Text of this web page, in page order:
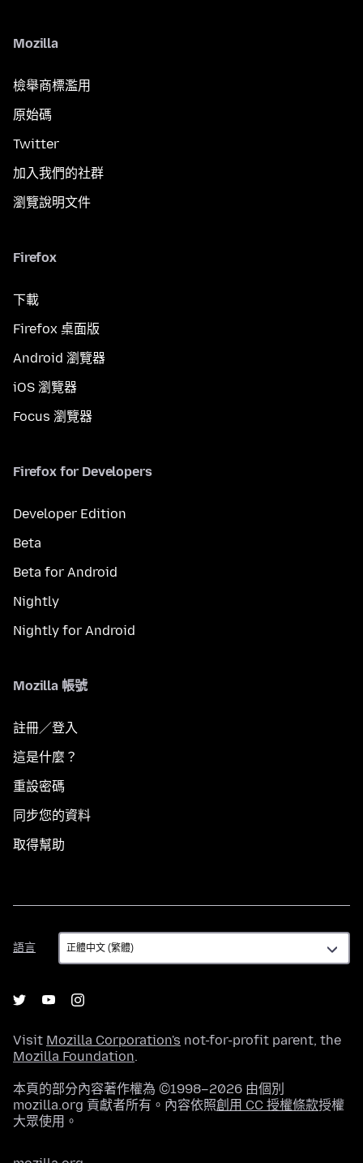
Mozilla
檢舉商標濫用
原始碼
Twitter
加入我們的社群
瀏覽說明文件
Firefox
下載
Firefox 桌面版
Android 瀏覽器
iOS 瀏覽器
Focus 瀏覽器
Firefox for Developers
Developer Edition
Beta
Beta for Android
Nightly
Nightly for Android
Mozilla 帳號
註冊／登入
這是什麼？
重設密碼
同步您的資料
取得幫助
語言
語
言
Visit Mozilla Corporation's not-for-profit parent, the
Mozilla Foundation.
本頁的部分內容著作權為 ©1998–2026 由個別
mozilla.org 貢獻者所有。內容依照創用 CC 授權條款授權
大眾使用。